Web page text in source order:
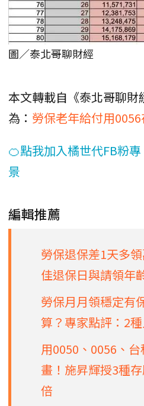
圖／泰北哥聊財經
本文轉載自《泰北哥聊財
為： 勞保老年給付用
🍊點我加入橘世代FB粉
景
編輯推薦
勞保退保差1天多
佳退保日與請領年
勞保月月領穩定有
算？專家點評：2
用0050、0056、
畫！施昇輝授3種
倍